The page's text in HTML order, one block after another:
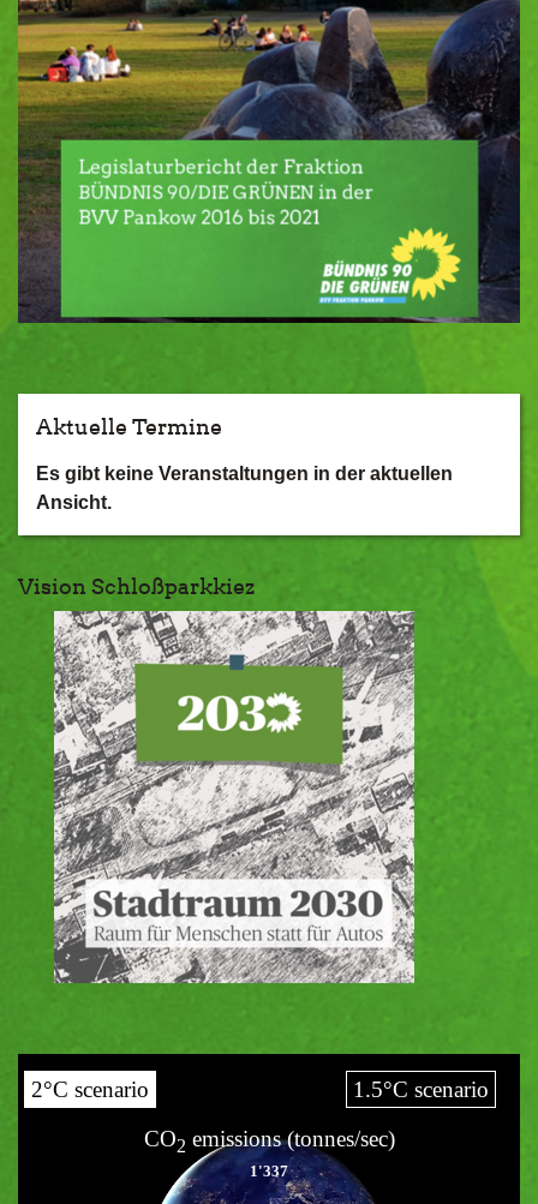
Aktuelle Termine
Es gibt keine Veranstaltungen in der aktuellen
Ansicht.
Vision Schloßparkkiez